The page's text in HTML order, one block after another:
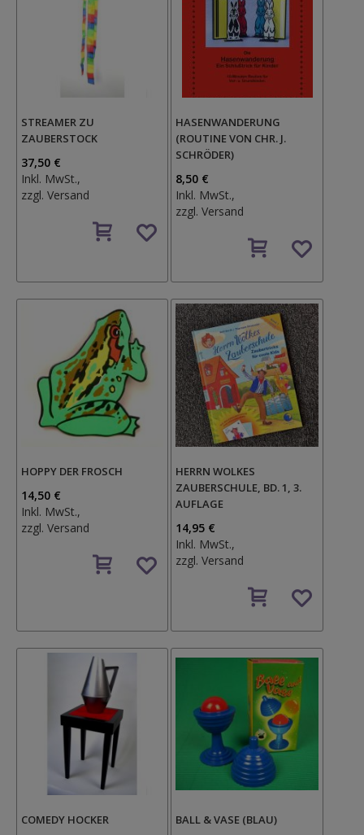
STREAMER ZU
ZAUBERSTOCK
37,50 €
Inkl. MwSt.,
zzgl. Versand
den
HASENWANDERUNG
(ROUTINE VON CHR. J.
SCHRÖDER)
8,50 €
Inkl. MwSt.,
zzgl.Versand
den
HOPPY DER FROSCH
14,50 €
Inkl. MwSt.,
zzgl. Versand
den
HERRN WOLKES
ZAUBERSCHULE, BD. 1, 3.
AUFLAGE
14,95 €
Inkl. MwSt.,
zzgl.Versand
den
COMEDY HOCKER BALL & VASE (BLAU)